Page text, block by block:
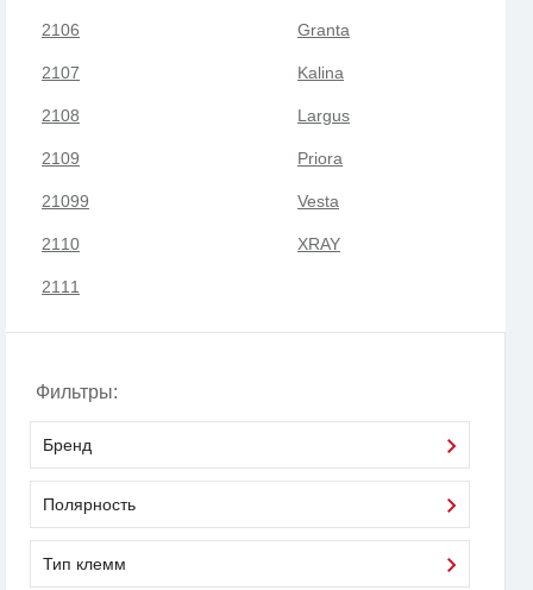
2106
2107
2108
2109
21099
2110
2111
Granta
Kalina
Largus
Priora
Vesta
XRAY
Фильтры:
Бренд
Полярность
Тип клемм